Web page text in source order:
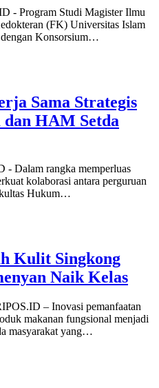
- Program Studi Magister Ilmu
(FK) Universitas Islam
Konsorsium…
Sama Strategis
HAM Setda
Dalam rangka memperluas
kolaborasi antara perguruan
Hukum…
Kulit Singkong
Naik Kelas
– Inovasi pemanfaatan
makanan fungsional menjadi
masyarakat yang…